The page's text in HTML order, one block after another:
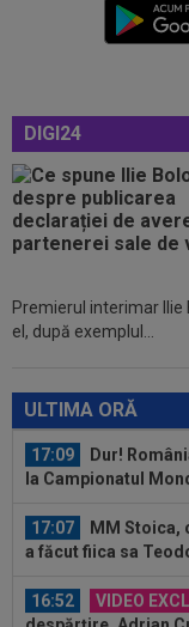
DIGI24
Premierul interimar Ilie
el, după exemplul...
ULTIMA ORĂ
VIDEO
despărțire, Adrian
august, 18:00, Digi
dezamăgit pe Victor
17:24 OFICIAL
Madrid! Suma finală
17:16
FIFA încă
euro după
Billel Omrani la CFR
17:09
Dur!
la Campionatul
17:07
MM Stoica,
a făcut fiica sa
16:52 VIDEO